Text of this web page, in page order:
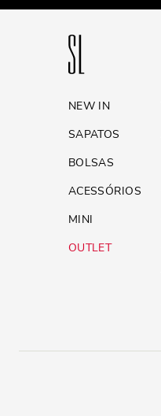
NEW IN
SAPATOS
BOLSAS
ACESSÓRIOS
MINI
OUTLET